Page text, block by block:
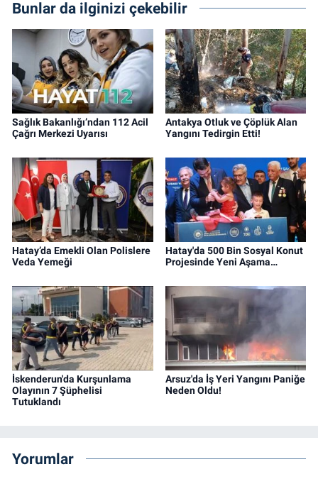
Bunlar da ilginizi çekebilir
Sağlık Bakanlığı’ndan 112 Acil
Çağrı Merkezi Uyarısı
Antakya Otluk ve Çöplük Alan
Yangını Tedirgin Etti!
Hatay’da Emekli Olan Polislere
Veda Yemeği
Hatay'da 500 Bin Sosyal Konut
Projesinde Yeni Aşama…
İskenderun'da Kurşunlama
Olayının 7 Şüphelisi
Tutuklandı
Arsuz'da İş Yeri Yangını Paniğe
Neden Oldu!
Yorumlar